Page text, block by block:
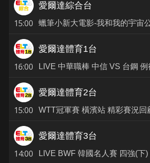
15:00
愛爾達綜合台
16:00
愛爾達體育1台
15:00
愛爾達體育2台
WTT冠軍賽 橫濱站 精彩賽況回
14:00
愛爾達體育3台
LIVE BWF 韓國名人賽 四強(下)